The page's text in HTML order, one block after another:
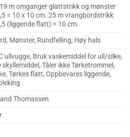
m omganger glattstrikk og mønster
= 10 x 10 cm. 25 m vrangbordstrikk
(liggende flatt) = 10 cm.
Mønster, Rundfelling, Høy hals
ullvugge, Bruk vaskemiddel for ull/silke,
skyllemiddel, Tåler ikke Tørketrommel,
Tørkes flatt, Oppbevares liggende,
Thomassen